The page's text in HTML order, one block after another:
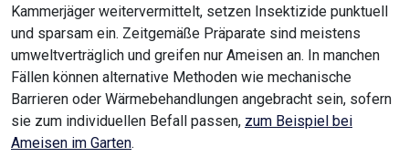
Kammerjäger weitervermittelt, setzen Insektizide punktuell
und sparsam ein. Zeitgemäße Präparate sind meistens
umweltverträglich und greifen nur Ameisen an. In manchen
Fällen können alternative Methoden wie mechanische
Barrieren oder Wärmebehandlungen angebracht sein, sofern
sie zum individuellen Befall passen, zum Beispiel bei
Ameisen im Garten.